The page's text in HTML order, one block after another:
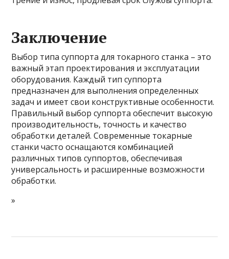
Заключение
Выбор типа суппорта для токарного станка – это
важный этап проектирования и эксплуатации
оборудования. Каждый тип суппорта
предназначен для выполнения определенных
задач и имеет свои конструктивные особенности.
Правильный выбор суппорта обеспечит высокую
производительность, точность и качество
обработки деталей. Современные токарные
станки часто оснащаются комбинацией
различных типов суппортов, обеспечивая
универсальность и расширенные возможности
обработки.
»